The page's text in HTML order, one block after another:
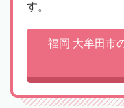
す。
福岡 大牟田市